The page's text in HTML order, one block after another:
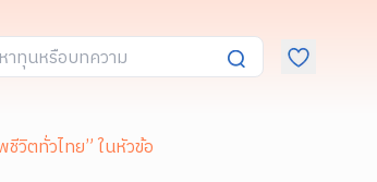
วิตทั่วไทย” ในหัวข้อ